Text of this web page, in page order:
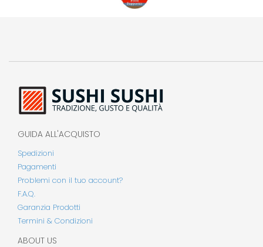
GUIDA ALL'ACQUISTO
Spedizioni
Pagamenti
Problemi con il tuo account?
F.A.Q.
Garanzia Prodotti
Termini & Condizioni
ABOUT US